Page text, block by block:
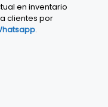
en inventario
clientes por
.